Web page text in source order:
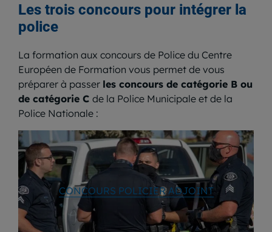
Les trois concours pour intégrer la
police
La formation aux concours de Police du Centre
Européen de Formation vous permet de vous
préparer à passer les concours de catégorie B ou
de catégorie C de la Police Municipale et de la
Police Nationale :
CONCOURS POLICIER ADJOINT